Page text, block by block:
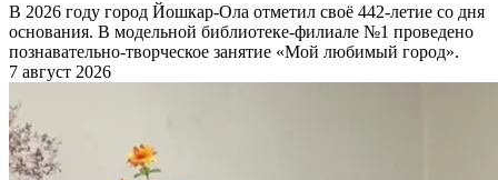
В 2026 году город Йошкар-Ола отметил своё 442-летие со дня
основания. В модельной библиотеке-филиале №1 проведено
познавательно-творческое занятие «Мой любимый город».
7 август 2026